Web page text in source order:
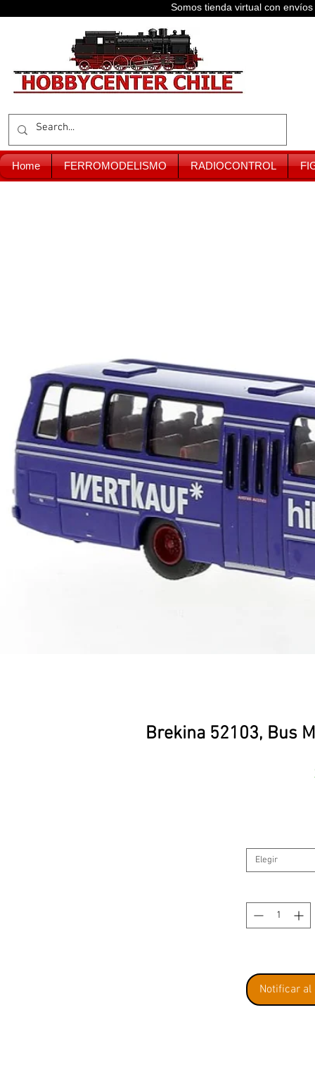
Somos tienda virtual con
Home FERROMODELISMO RADIOCONTROL
Brekina 52103, Bus
Elegir
Notificar